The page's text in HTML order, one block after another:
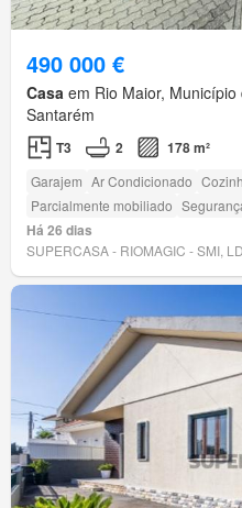
490 000 €
Casa em Rio Maior,
Santarém
T3 2 178 m²
Garajem Ar Condicionado
Parcialmente mobiliado
Há 26 dias
SUPERCASA - RIOMAGIC - SMI,